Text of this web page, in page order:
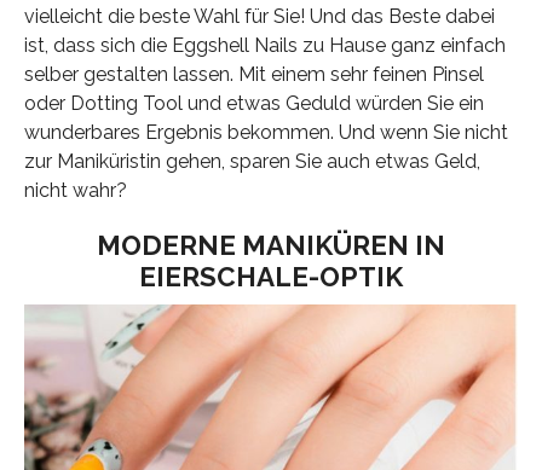
vielleicht die beste Wahl für Sie! Und das Beste dabei
ist, dass sich die Eggshell Nails zu Hause ganz einfach
selber gestalten lassen. Mit einem sehr feinen Pinsel
oder Dotting Tool und etwas Geduld würden Sie ein
wunderbares Ergebnis bekommen. Und wenn Sie nicht
zur Maniküristin gehen, sparen Sie auch etwas Geld,
nicht wahr?
MODERNE MANIKÜREN IN
EIERSCHALE-OPTIK